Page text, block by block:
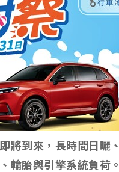
將到來，長時間日曬
輪胎與引擎系統負荷